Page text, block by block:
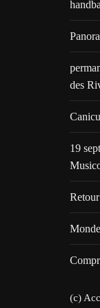
des
19
(c)